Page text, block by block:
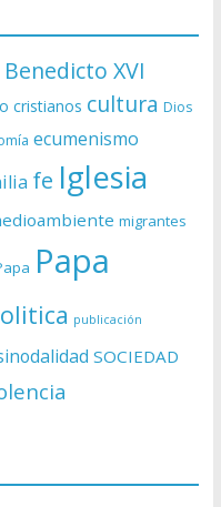
Benedicto XVI
cristianos cultura Dios
ecumenismo
fe Iglesia
migrantes
Papa
publicación
SOCIEDAD